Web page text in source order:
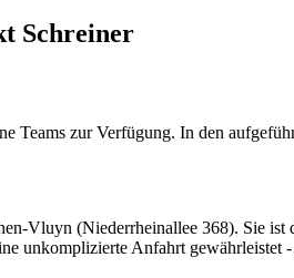
Schreiner
Teams zur Verfügung. In den
Vluyn (Niederrheinallee 368). Sie ist
unkomplizierte Anfahrt gewährleistet